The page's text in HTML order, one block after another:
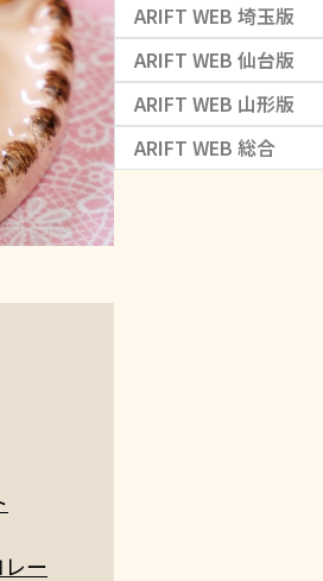
ー
ARIFT WEB 埼玉版
ARIFT WEB 仙台版
ARIFT WEB 山形版
ARIFT WEB 総合